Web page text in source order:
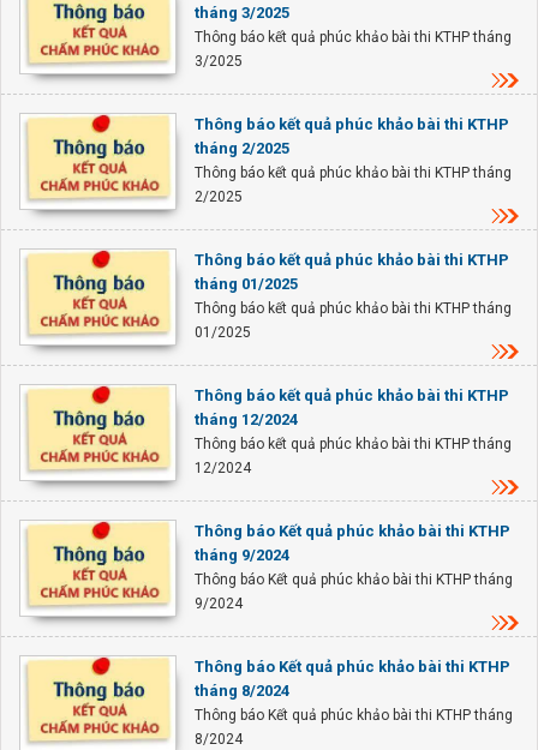
tháng 3/2025
Thông báo kết quả phúc khảo bài thi KTHP tháng
3/2025
Thông báo kết quả phúc khảo bài thi KTHP
tháng 2/2025
Thông báo kết quả phúc khảo bài thi KTHP tháng
2/2025
Thông báo kết quả phúc khảo bài thi KTHP
tháng 01/2025
Thông báo kết quả phúc khảo bài thi KTHP tháng
01/2025
Thông báo kết quả phúc khảo bài thi KTHP
tháng 12/2024
Thông báo kết quả phúc khảo bài thi KTHP tháng
12/2024
Thông báo Kết quả phúc khảo bài thi KTHP
tháng 9/2024
Thông báo Kết quả phúc khảo bài thi KTHP tháng
9/2024
Thông báo Kết quả phúc khảo bài thi KTHP
tháng 8/2024
Thông báo Kết quả phúc khảo bài thi KTHP tháng
8/2024